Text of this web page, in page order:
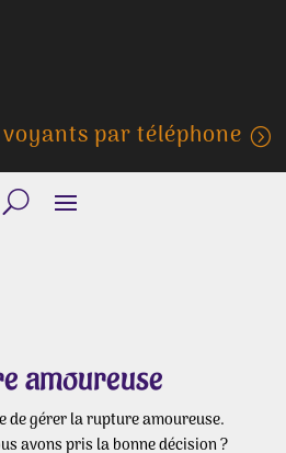
voyants par téléphone
amoureuse
gérer la rupture amoureuse.
avons pris la bonne décision ?